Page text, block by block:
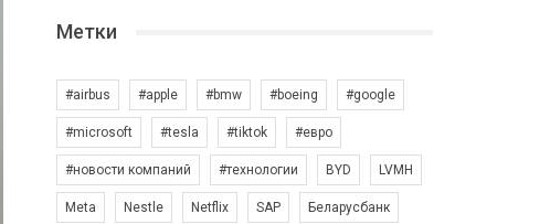
Метки
#airbus #apple #bmw #boeing #google
#microsoft #tesla #tiktok #евро
#новости компаний #технологии BYD LVMH
Meta Nestle Netflix SAP Беларусбанк